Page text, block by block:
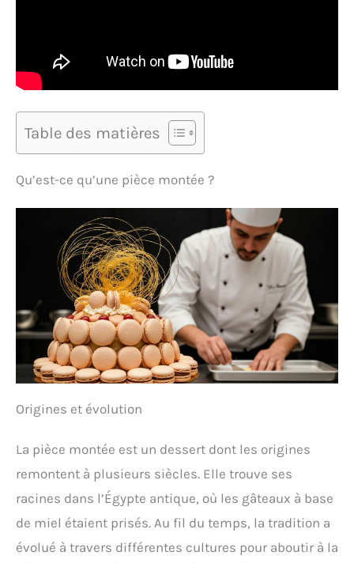
Table des matières
Qu’est-ce qu’une pièce montée ?
Origines et évolution
La pièce montée est un dessert dont les origines
remontent à plusieurs siècles. Elle trouve ses
racines dans l’Égypte antique, où les gâteaux à base
de miel étaient prisés. Au fil du temps, la tradition a
évolué à travers différentes cultures pour aboutir à la